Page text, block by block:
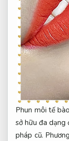
Phun môi tế
sở hữu đa dạng
pháp cũ.